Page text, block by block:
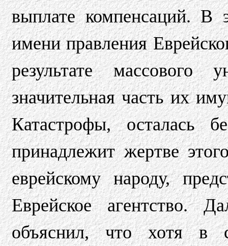
выплате компенсаций. В
имени правления
результате массового
значительная часть их
Катастрофы, осталась
принадлежит жертве
еврейскому народу,
Еврейское агентство.
объяснил, что хотя в